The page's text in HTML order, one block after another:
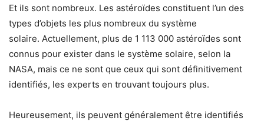
Et ils sont nombreux. Les astéroïdes constituent l’un des
types d’objets les plus nombreux du système
solaire. Actuellement, plus de 1 113 000 astéroïdes sont
connus pour exister dans le système solaire, selon la
NASA, mais ce ne sont que ceux qui sont définitivement
identifiés, les experts en trouvant toujours plus.
Heureusement, ils peuvent généralement être identifiés